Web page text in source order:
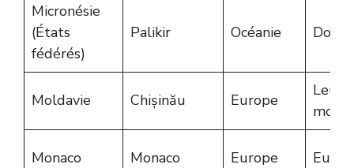
Micronésie
(États
fédérés)
Palikir Océanie
Moldavie Chișinău Europe
Leu
Monaco Monaco Europe Euro